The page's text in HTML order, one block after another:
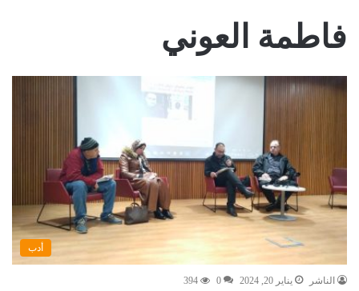
فاطمة العوني
أدب
الناشر يناير 20, 2024 0
394